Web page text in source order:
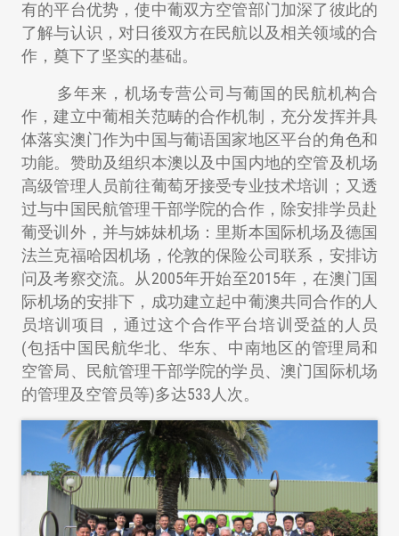
有的平台优势，使中葡双方空管部门加深了彼此的
了解与认识，对日後双方在民航以及相关领域的合
作，奠下了坚实的基础。
多年来，机场专营公司与葡国的民航机构合
作，建立中葡相关范畴的合作机制，充分发挥并具
体落实澳门作为中国与葡语国家地区平台的角色和
功能。赞助及组织本澳以及中国内地的空管及机场
高级管理人员前往葡萄牙接受专业技术培训；又透
过与中国民航管理干部学院的合作，除安排学员赴
葡受训外，并与姊妹机场：里斯本国际机场及德国
法兰克福哈因机场，伦敦的保险公司联系，安排访
问及考察交流。从2005年开始至2015年，在澳门国
际机场的安排下，成功建立起中葡澳共同合作的人
员培训项目，通过这个合作平台培训受益的人员
(包括中国民航华北、华东、中南地区的管理局和
空管局、民航管理干部学院的学员、澳门国际机场
的管理及空管员等)多达533人次。